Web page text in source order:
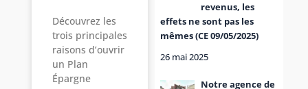
Découvrez les
trois principales
raisons d’ouvrir
un Plan
Épargne
revenus, les
effets ne sont pas les
mêmes (CE 09/05/2025)
26 mai 2025
Notre agence de